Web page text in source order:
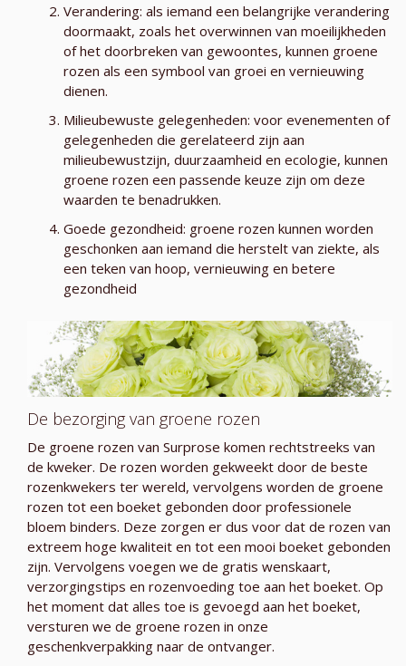
Verandering: als iemand een belangrijke verandering
doormaakt, zoals het overwinnen van moeilijkheden
of het doorbreken van gewoontes, kunnen groene
rozen als een symbool van groei en vernieuwing
dienen.
Milieubewuste gelegenheden: voor evenementen of
gelegenheden die gerelateerd zijn aan
milieubewustzijn, duurzaamheid en ecologie, kunnen
groene rozen een passende keuze zijn om deze
waarden te benadrukken.
Goede gezondheid: groene rozen kunnen worden
geschonken aan iemand die herstelt van ziekte, als
een teken van hoop, vernieuwing en betere
gezondheid
De bezorging van groene rozen
De groene rozen van Surprose komen rechtstreeks van
de kweker. De rozen worden gekweekt door de beste
rozenkwekers ter wereld, vervolgens worden de groene
rozen tot een boeket gebonden door professionele
bloem binders. Deze zorgen er dus voor dat de rozen van
extreem hoge kwaliteit en tot een mooi boeket gebonden
zijn. Vervolgens voegen we de gratis wenskaart,
verzorgingstips en rozenvoeding toe aan het boeket. Op
het moment dat alles toe is gevoegd aan het boeket,
versturen we de groene rozen in onze
geschenkverpakking naar de ontvanger.